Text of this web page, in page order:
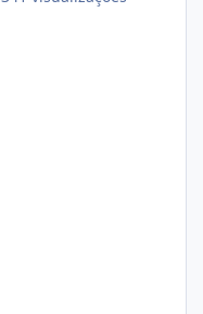
e comercialização